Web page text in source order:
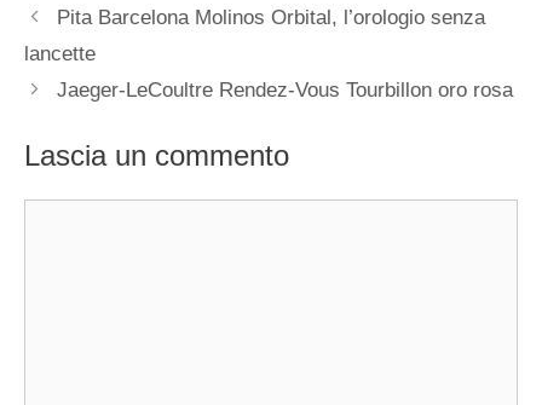
Navigazione
articolo
Pita Barcelona Molinos Orbital, l’orologio senza
lancette
Jaeger-LeCoultre Rendez-Vous Tourbillon oro rosa
Lascia un commento